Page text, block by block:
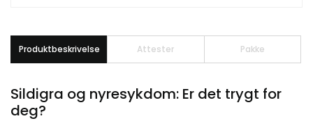
Produktbeskrivelse Attester Pakke
Sildigra og nyresykdom: Er det trygt for
deg?